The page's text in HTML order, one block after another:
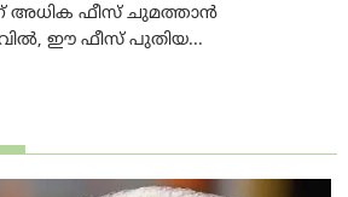
അധിക ഫീസ് ചുമത്താൻ
ഈ ഫീസ് പുതിയ...